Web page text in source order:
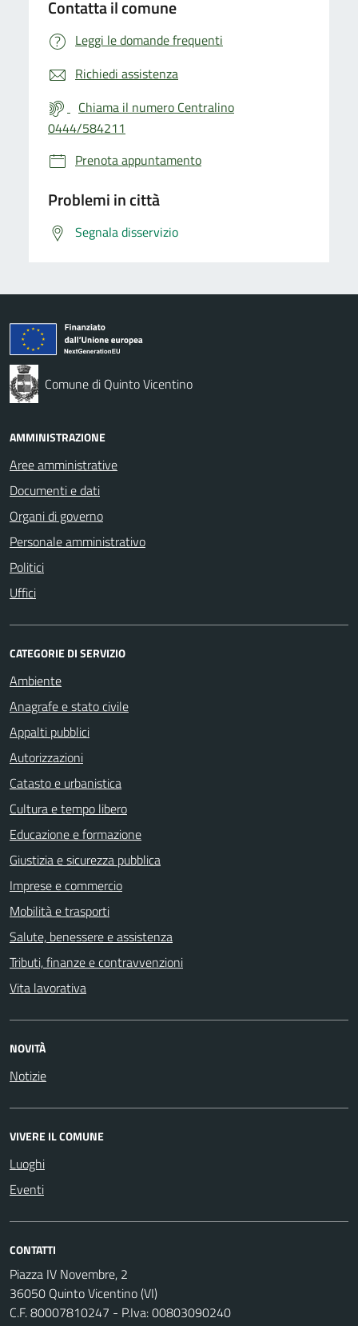
Contatta il comune
Leggi le domande frequenti
Richiedi assistenza
Chiama il numero Centralino
0444/584211
Prenota appuntamento
Problemi in città
Segnala disservizio
Comune di Quinto Vicentino
AMMINISTRAZIONE
Aree amministrative
Documenti e dati
Organi di governo
Personale amministrativo
Politici
Uffici
CATEGORIE DI SERVIZIO
Ambiente
Anagrafe e stato civile
Appalti pubblici
Autorizzazioni
Catasto e urbanistica
Cultura e tempo libero
Educazione e formazione
Giustizia e sicurezza pubblica
Imprese e commercio
Mobilità e trasporti
Salute, benessere e assistenza
Tributi, finanze e contravvenzioni
Vita lavorativa
NOVITÀ
Notizie
VIVERE IL COMUNE
Luoghi
Eventi
CONTATTI
Piazza IV Novembre, 2
36050 Quinto Vicentino (VI)
C.F. 80007810247 - P.Iva: 00803090240